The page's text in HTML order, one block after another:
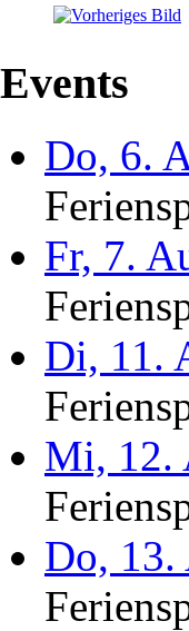
Events
Do, 6.
Fr, 7.
Di, 11.
Mi, 12.
Do, 13.